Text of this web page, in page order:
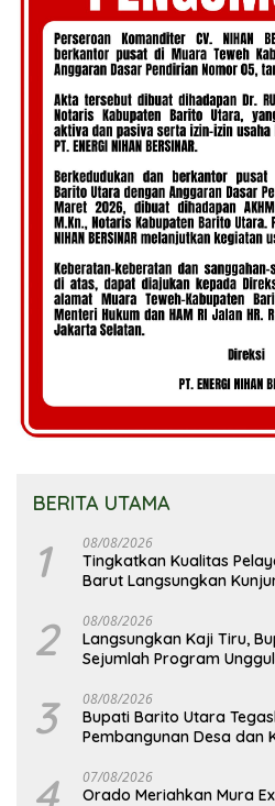
BERITA UTAMA
1 08/08/2026
Tingkatkan Kualitas
Barut Langsungkan
2 08/08/2026
Langsungkan Kaji Tiru,
Sejumlah Program
3 08/08/2026
Bupati Barito Utara
Pembangunan Desa dan
4 07/08/2026
Orado Meriahkan Mura